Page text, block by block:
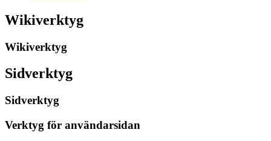
Wikiverktyg
Wikiverktyg
Sidverktyg
Sidverktyg
Verktyg för användarsidan